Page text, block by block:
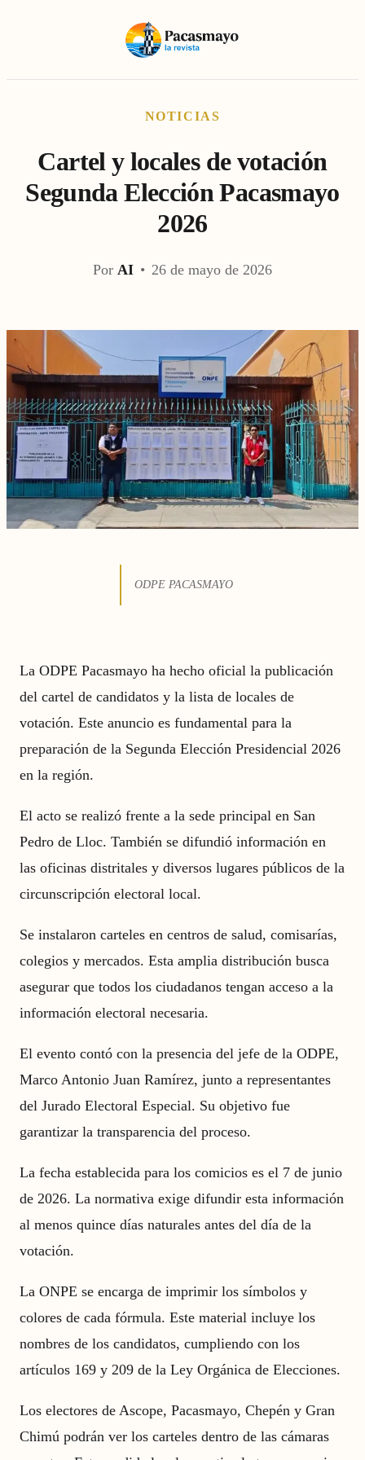
NOTICIAS
Cartel y locales de votación
Segunda Elección Pacasmayo
2026
Por AI • 26 de mayo de 2026
ODPE PACASMAYO
La ODPE Pacasmayo ha hecho oficial la publicación
del cartel de candidatos y la lista de locales de
votación. Este anuncio es fundamental para la
preparación de la Segunda Elección Presidencial 2026
en la región.
El acto se realizó frente a la sede principal en San
Pedro de Lloc. También se difundió información en
las oficinas distritales y diversos lugares públicos de la
circunscripción electoral local.
Se instalaron carteles en centros de salud, comisarías,
colegios y mercados. Esta amplia distribución busca
asegurar que todos los ciudadanos tengan acceso a la
información electoral necesaria.
El evento contó con la presencia del jefe de la ODPE,
Marco Antonio Juan Ramírez, junto a representantes
del Jurado Electoral Especial. Su objetivo fue
garantizar la transparencia del proceso.
La fecha establecida para los comicios es el 7 de junio
de 2026. La normativa exige difundir esta información
al menos quince días naturales antes del día de la
votación.
La ONPE se encarga de imprimir los símbolos y
colores de cada fórmula. Este material incluye los
nombres de los candidatos, cumpliendo con los
artículos 169 y 209 de la Ley Orgánica de Elecciones.
Los electores de Ascope, Pacasmayo, Chepén y Gran
Chimú podrán ver los carteles dentro de las cámaras